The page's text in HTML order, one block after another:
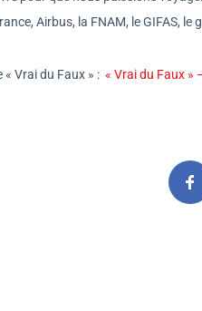
Airbus, la FNAM, le GIFAS,
« Vrai du Faux » : « Vrai du Faux »